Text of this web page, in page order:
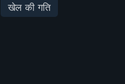
खेल की गति